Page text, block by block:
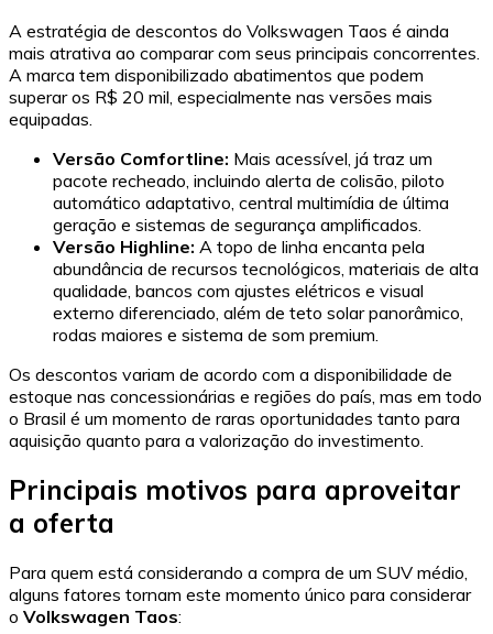
A estratégia de descontos do Volkswagen Taos é ainda
mais atrativa ao comparar com seus principais concorrentes.
A marca tem disponibilizado abatimentos que podem
superar os R$ 20 mil, especialmente nas versões mais
equipadas.
Versão Comfortline: Mais acessível, já traz um
pacote recheado, incluindo alerta de colisão, piloto
automático adaptativo, central multimídia de última
geração e sistemas de segurança amplificados.
Versão Highline: A topo de linha encanta pela
abundância de recursos tecnológicos, materiais de alta
qualidade, bancos com ajustes elétricos e visual
externo diferenciado, além de teto solar panorâmico,
rodas maiores e sistema de som premium.
Os descontos variam de acordo com a disponibilidade de
estoque nas concessionárias e regiões do país, mas em todo
o Brasil é um momento de raras oportunidades tanto para
aquisição quanto para a valorização do investimento.
Principais motivos para aproveitar
a oferta
Para quem está considerando a compra de um SUV médio,
alguns fatores tornam este momento único para considerar
o Volkswagen Taos: